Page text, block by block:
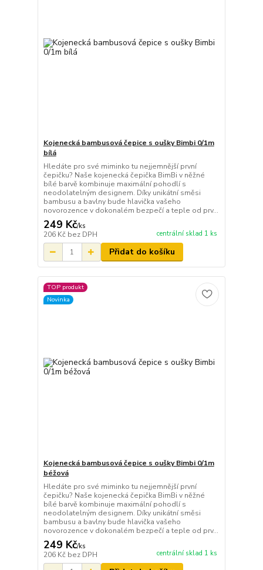
Kojenecká bambusová čepice s oušky Bimbi 0/1m
bílá
Hledáte pro své miminko tu nejjemnější první
čepičku? Naše kojenecká čepička BimBi v něžné
bílé barvě kombinuje maximální pohodlí s
neodolatelným designem. Díky unikátní směsi
bambusu a bavlny bude hlavička vašeho
novorozence v dokonalém bezpečí a teple od prv...
249 Kč/ks
206 Kč bez DPH centrální sklad 1 ks
Přidat do košíku
TOP produkt
Novinka
Kojenecká bambusová čepice s oušky Bimbi 0/1m
béžová
Hledáte pro své miminko tu nejjemnější první
čepičku? Naše kojenecká čepička BimBi v něžné
bílé barvě kombinuje maximální pohodlí s
neodolatelným designem. Díky unikátní směsi
bambusu a bavlny bude hlavička vašeho
novorozence v dokonalém bezpečí a teple od prv...
249 Kč/ks
206 Kč bez DPH centrální sklad 1 ks